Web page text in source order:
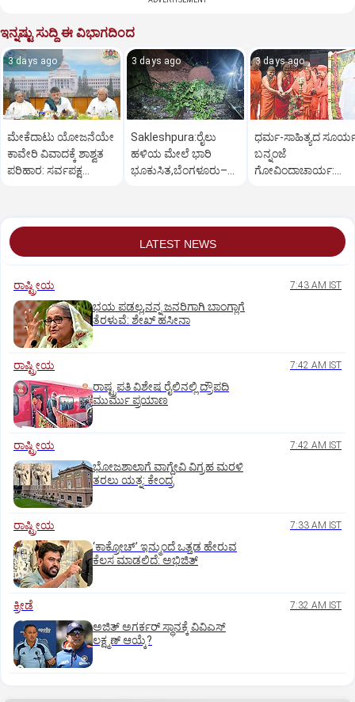
ಇನ್ನಷ್ಟು ಸುದ್ದಿ ಈ ವಿಭಾಗದಿಂದ
3 days ago
ಮೇಕೆದಾಟು ಯೋಜನೆಯೇ
ಕಾವೇರಿ ವಿವಾದಕ್ಕೆ ಶಾಶ್ವತ
ಪರಿಹಾರ: ಸರ್ವಪಕ್ಷ
3 days ago
Sakleshpura:ರೈಲು
ಹಳಿಯ ಮೇಲೆ ಭಾರಿ
ಭೂಕುಸಿತ,ಬೆಂಗಳೂರು–
3 days ago
ಧರ್ಮ-ಸಾಹಿತ್ಯದ
ಬನ್ನಂಜೆ
ಗೋವಿಂದಾಚಾರ್ಯ:
LATEST NEWS
ರಾಷ್ಟ್ರೀಯ 7:43 AM IST
ಭಯ ಪಡಲ್ಲ,ನನ್ನ ಜನರಿಗಾಗಿ ಬಾಂಗ್ಲಾಗೆ
ತೆರಳುವೆ: ಶೇಖ್‌ ಹಸೀನಾ
ರಾಷ್ಟ್ರೀಯ 7:42 AM IST
ರಾಷ್ಟ್ರಪತಿ ವಿಶೇಷ ರೈಲಿನಲ್ಲಿ ದ್ರೌಪದಿ
ಮುರ್ಮು ಪ್ರಯಾಣ
ರಾಷ್ಟ್ರೀಯ 7:42 AM IST
ಭೋಜಶಾಲಾಗೆ ವಾಗ್ದೇವಿ ವಿಗ್ರಹ ಮರಳಿ
ತರಲು ಯತ್ನ: ಕೇಂದ್ರ
ರಾಷ್ಟ್ರೀಯ 7:33 AM IST
‘ಕಾಕ್ರೋಚ್’ ಇನ್ಮುಂದೆ ಒತ್ತಡ ಹೇರುವ
ಕೆಲಸ ಮಾಡಲಿದೆ: ಅಭಿಜಿತ್
ಕ್ರೀಡೆ 7:32 AM IST
ಅಜಿತ್‌ ಅಗರ್ಕರ್‌ ಸ್ಥಾನಕ್ಕೆ ವಿವಿಎಸ್‌
ಲಕ್ಷ್ಮಣ್‌ ಆಯ್ಕೆ?